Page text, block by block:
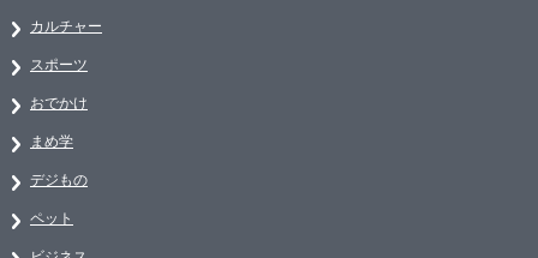
カルチャー
スポーツ
おでかけ
まめ学
デジもの
ペット